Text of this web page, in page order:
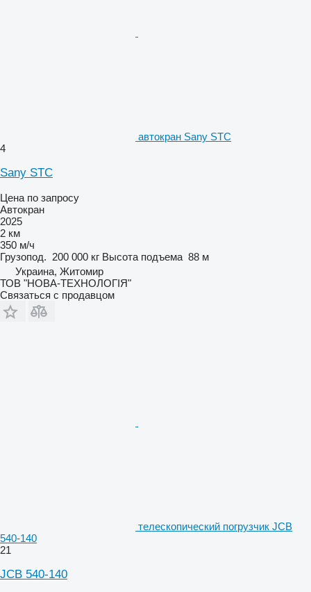
автокран Sany STC
4
Sany STC
Цена по запросу
Автокран
2025
2 км
350 м/ч
Грузопод. 200 000 кг Высота подъема 88 м
Украина, Житомир
ТОВ "НОВА-ТЕХНОЛОГІЯ"
Связаться с продавцом
телескопический погрузчик JCB
540-140
21
JCB 540-140